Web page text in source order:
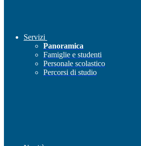
Servizi
Panoramica
Famiglie e studenti
Personale scolastico
Percorsi di studio